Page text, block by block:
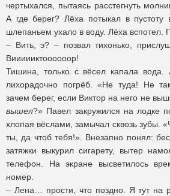
чертыхался, пытаясь расстегнуть
А где берег? Лёха потыкал в
шлепаньем ухало в воду. Лёха вспотел.
– Вить, э? – позвал тихонько,
Виииииктоооооор!
Тишина, только с вёсел капала вода.
лихорадочно погрёб. «Не туда! Не
зачем берег, если Виктор на него не
вышел?» Павел закружился на лодке
хлопая вёслами, замычал сквозь зубы.
ты, да чтоб тебя!». Внезапно понял:
затяжки выкурил сигарету, вытер
телефон. На экране высветилось
номер.
– Лена… прости, что поздно. Я тут на